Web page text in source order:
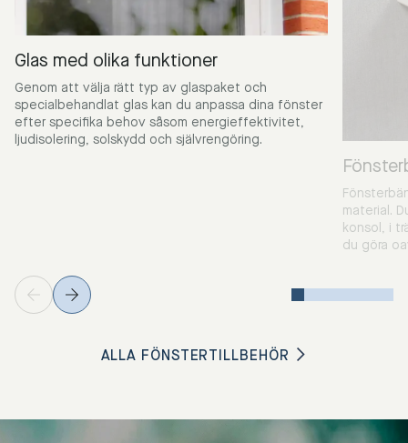
Glas med olika funktioner
Genom att välja rätt typ av glaspaket och
specialbehandlat glas kan du anpassa dina fönster
efter specifika behov såsom energieffektivitet,
ljudisolering, solskydd och självrengöring.
material.
konsol, i
du göra
ALLA FÖNSTERTILLBEHÖR